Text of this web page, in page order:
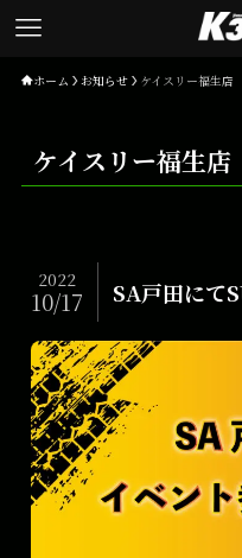
ホーム お知らせ ケイスリー福生店
ケイスリー福生店
SA戸田にて
2022
10/17